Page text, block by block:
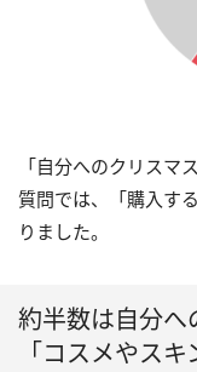
「⾃分へのクリスマ
質問では、「購入す
りました。
約半数は自分へ
「コスメやス